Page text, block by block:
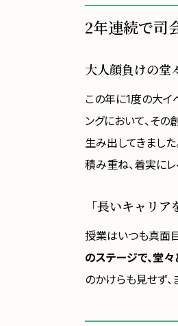
2年連続で司
大人顔負けの堂
この年に1度の大イ
ングにおいて、そ
生み出してきまし
積み重ね、着実に
「長いキャリ
授業はいつも真面
のステージで、堂
のかけらも見せず